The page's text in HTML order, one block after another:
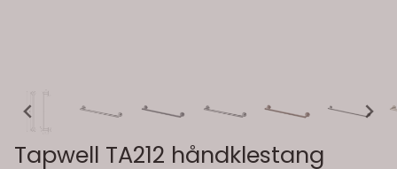
Tapwell TA212 håndklestang